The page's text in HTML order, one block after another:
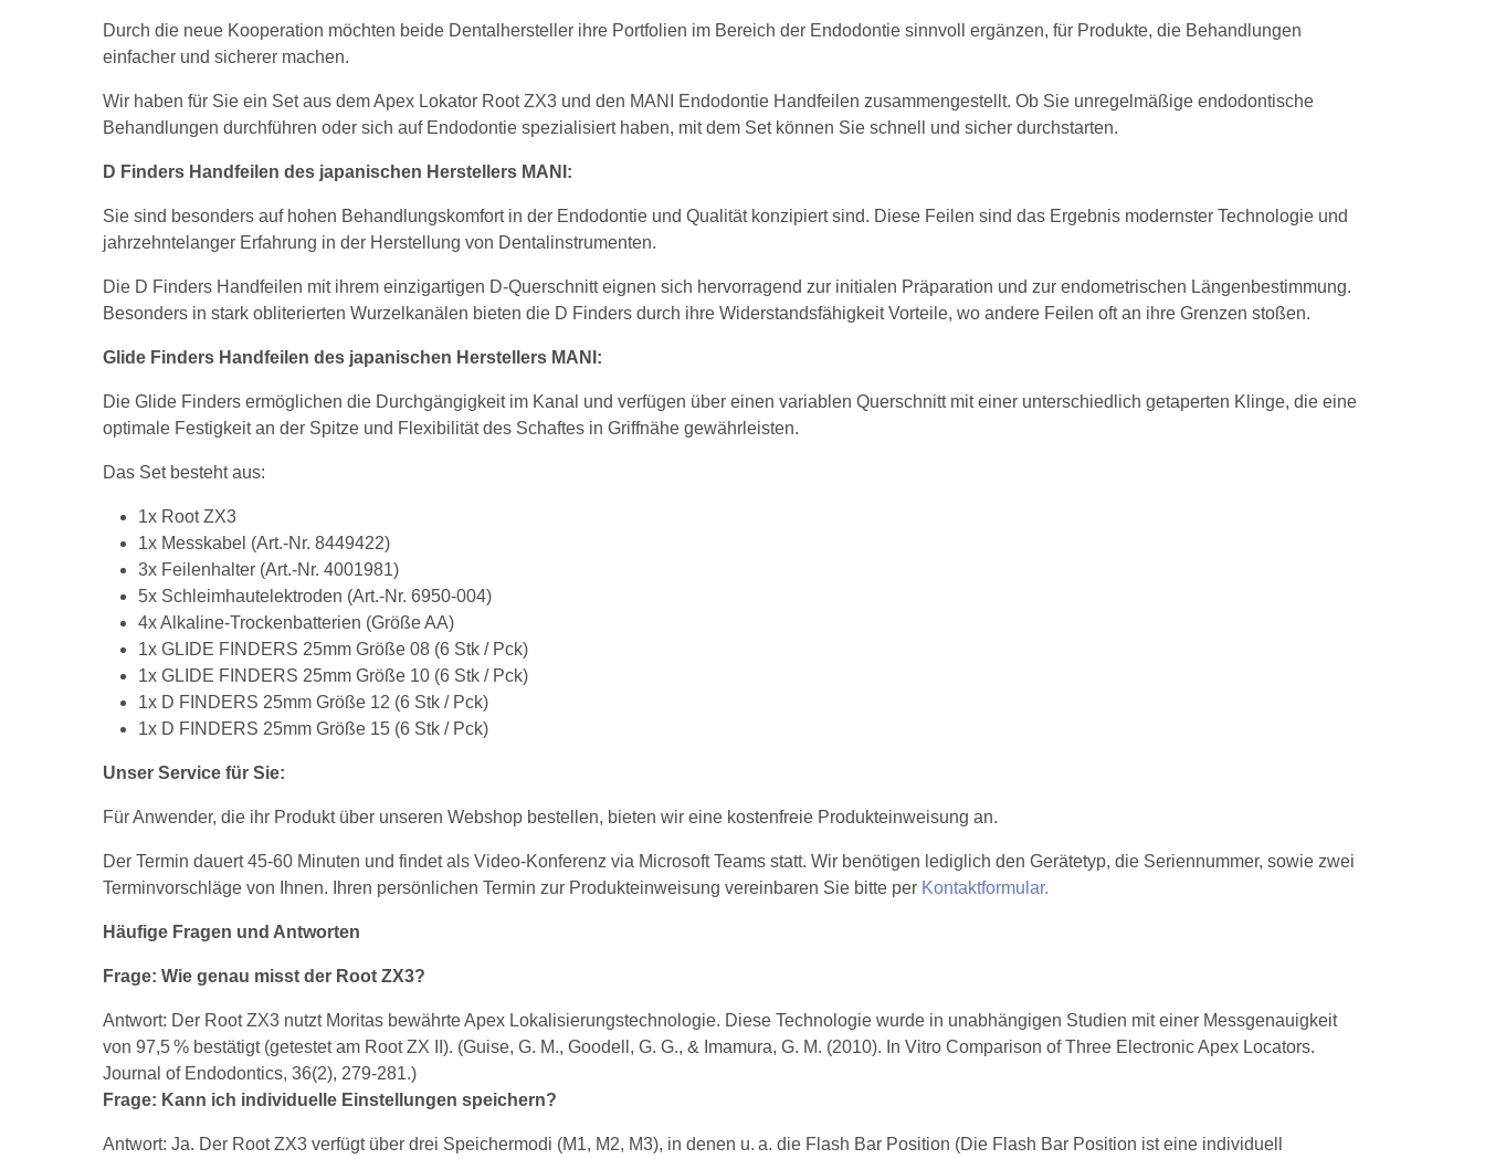
Durch die neue Kooperation möchten beide Dentalhersteller ihre Portfolien im Bereich der Endodontie sinnvoll ergänzen, für Produkte, die Behandlungen
einfacher und sicherer machen.
Wir haben für Sie ein Set aus dem Apex Lokator Root ZX3 und den MANI Endodontie Handfeilen zusammengestellt. Ob Sie unregelmäßige endodontische
Behandlungen durchführen oder sich auf Endodontie spezialisiert haben, mit dem Set können Sie schnell und sicher durchstarten.
D Finders Handfeilen des japanischen Herstellers MANI:
Sie sind besonders auf hohen Behandlungskomfort in der Endodontie und Qualität konzipiert sind. Diese Feilen sind das Ergebnis modernster Technologie und
jahrzehntelanger Erfahrung in der Herstellung von Dentalinstrumenten.
Die D Finders Handfeilen mit ihrem einzigartigen D-Querschnitt eignen sich hervorragend zur initialen Präparation und zur endometrischen Längenbestimmung.
Besonders in stark obliterierten Wurzelkanälen bieten die D Finders durch ihre Widerstandsfähigkeit Vorteile, wo andere Feilen oft an ihre Grenzen stoßen.
Glide Finders Handfeilen des japanischen Herstellers MANI:
Die Glide Finders ermöglichen die Durchgängigkeit im Kanal und verfügen über einen variablen Querschnitt mit einer unterschiedlich getaperten Klinge, die eine
optimale Festigkeit an der Spitze und Flexibilität des Schaftes in Griffnähe gewährleisten.
Das Set besteht aus:
1x Root ZX3
1x Messkabel (Art.-Nr. 8449422)
3x Feilenhalter (Art.-Nr. 4001981)
5x Schleimhautelektroden (Art.-Nr. 6950-004)
4x Alkaline-Trockenbatterien (Größe AA)
1x GLIDE FINDERS 25mm Größe 08 (6 Stk / Pck)
1x GLIDE FINDERS 25mm Größe 10 (6 Stk / Pck)
1x D FINDERS 25mm Größe 12 (6 Stk / Pck)
1x D FINDERS 25mm Größe 15 (6 Stk / Pck)
Unser Service für Sie:
Für Anwender, die ihr Produkt über unseren Webshop bestellen, bieten wir eine kostenfreie Produkteinweisung an.
Der Termin dauert 45-60 Minuten und findet als Video-Konferenz via Microsoft Teams statt. Wir benötigen lediglich den Gerätetyp, die Seriennummer, sowie zwei
Terminvorschläge von Ihnen. Ihren persönlichen Termin zur Produkteinweisung vereinbaren Sie bitte per Kontaktformular.
Häufige Fragen und Antworten
Frage: Wie genau misst der Root ZX3?
Antwort: Der Root ZX3 nutzt Moritas bewährte Apex Lokalisierungstechnologie. Diese Technologie wurde in unabhängigen Studien mit einer Messgenauigkeit
von 97,5 % bestätigt (getestet am Root ZX II). (Guise, G. M., Goodell, G. G., & Imamura, G. M. (2010). In Vitro Comparison of Three Electronic Apex Locators.
Journal of Endodontics, 36(2), 279-281.)
Frage: Kann ich individuelle Einstellungen speichern?
Antwort: Ja. Der Root ZX3 verfügt über drei Speichermodi (M1, M2, M3), in denen u. a. die Flash Bar Position (Die Flash Bar Position ist eine individuell